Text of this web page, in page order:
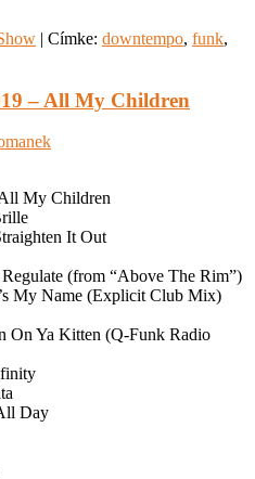
| Címke: downtempo, funk,
– All My Children
My Children
It Out
(from “Above The Rim”)
My Name (Explicit Club Mix)
On Ya Kitten (Q-Funk Radio
Day